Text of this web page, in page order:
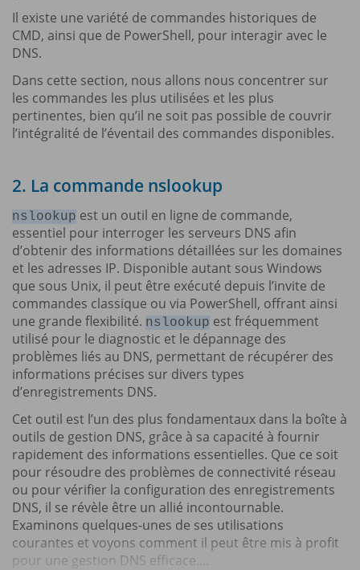
Il existe une variété de commandes historiques de
CMD, ainsi que de PowerShell, pour interagir avec le
DNS.
Dans cette section, nous allons nous concentrer sur
les commandes les plus utilisées et les plus
pertinentes, bien qu’il ne soit pas possible de couvrir
l’intégralité de l’éventail des commandes disponibles.
2. La commande nslookup
nslookup est un outil en ligne de commande,
essentiel pour interroger les serveurs DNS afin
d’obtenir des informations détaillées sur les domaines
et les adresses IP. Disponible autant sous Windows
que sous Unix, il peut être exécuté depuis l’invite de
commandes classique ou via PowerShell, offrant ainsi
une grande flexibilité. nslookup est fréquemment
utilisé pour le diagnostic et le dépannage des
problèmes liés au DNS, permettant de récupérer des
informations précises sur divers types
d’enregistrements DNS.
Cet outil est l’un des plus fondamentaux dans la boîte à
outils de gestion DNS, grâce à sa capacité à fournir
rapidement des informations essentielles. Que ce soit
pour résoudre des problèmes de connectivité réseau
ou pour vérifier la configuration des enregistrements
DNS, il se révèle être un allié incontournable.
Examinons quelques-unes de ses utilisations
courantes et voyons comment il peut être mis à profit
pour une gestion DNS efficace....